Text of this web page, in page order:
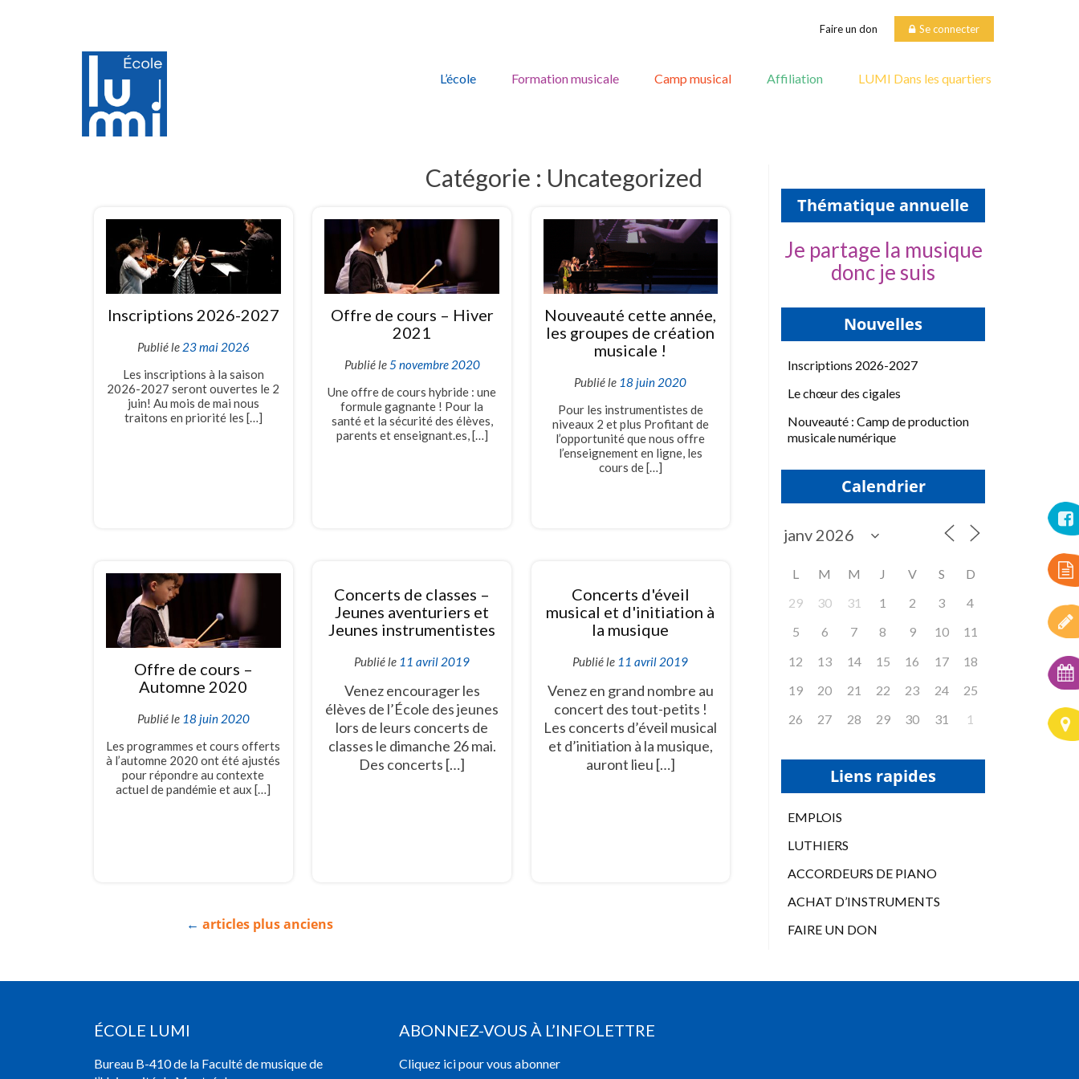
Faire un don Se connecter
content
L’école Formation musicale Camp musical Affiliation LUMI Dans les quartiers
Catégorie : Uncategorized
Inscriptions 2026-2027
Publié le 23 mai 2026
Les inscriptions à la saison
2026-2027 seront ouvertes le 2
juin! Au mois de mai nous
traitons en priorité les […]
Offre de cours – Hiver
2021
Publié le5 novembre 2020
Une offre de cours hybride : une
formule gagnante ! Pour la
santé et la sécurité des élèves,
parents et enseignant.es, […]
Nouveauté cette année,
les groupes de création
musicale !
Publié le 18 juin 2020
Pour les instrumentistes de
niveaux 2 et plus Profitant de
l’opportunité que nous offre
l’enseignement en ligne, les
cours de […]
Offre de cours –
Automne 2020
Publié le 18 juin 2020
Les programmes et cours offerts
à l’automne 2020 ont été ajustés
pour répondre au contexte
actuel de pandémie et aux […]
Concerts de classes –
Jeunes aventuriers et
Jeunes instrumentistes
Publié le 11 avril 2019
Venez encourager les
élèves de l’École des jeunes
lors de leurs concerts de
classes le dimanche 26 mai.
Des concerts […]
Concerts d'éveil
musical et d'initiation à
la musique
Publié le 11 avril 2019
Venez en grand nombre au
concert des tout-petits !
Les concerts d’éveil musical
et d’initiation à la musique,
auront lieu […]
Navigation
des
articles
← articles plus anciens
Thématique annuelle
Je partage la musique
donc je suis
Nouvelles
Inscriptions 2026-2027
Le chœur des cigales
Nouveauté : Camp de production
musicale numérique
Calendrier
L M M J V S
D
29
30 31 1 2 3
4
5
6 7 8 9 10
11
12
13 14 15 16 17
18
19
20 21 22 23 24
25
26
27 28 29 30 31 1
Liens rapides
EMPLOIS
LUTHIERS
ACCORDEURS DE PIANO
ACHAT D’INSTRUMENTS
FAIRE UN DON
ÉCOLE LUMI
Bureau B-410 de la Faculté de musique de
ABONNEZ-VOUS À L’INFOLETTRE
Cliquez ici pour vous abonner